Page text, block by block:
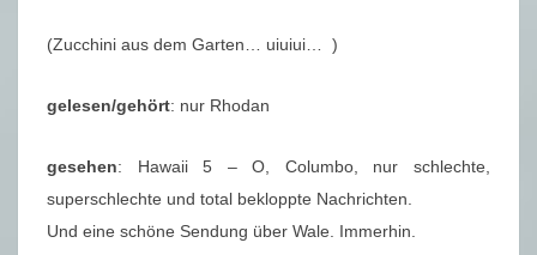
(Zucchini aus dem Garten… uiuiui… )
gelesen/gehört: nur Rhodan
gesehen: Hawaii 5 – O, Columbo, nur schlechte,
superschlechte und total bekloppte Nachrichten.
Und eine schöne Sendung über Wale. Immerhin.